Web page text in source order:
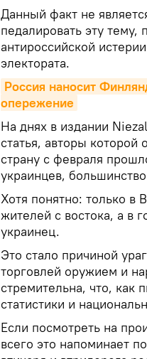
Данный факт не
педалировать эту
антироссийской
электората.
Россия наносит
опережение
На днях в издании
статья, авторы
страну с февраля
украинцев,
Хотя понятно: только в
жителей с востока, а в
украинец.
Это стало причиной
торговлей оружием и
стремительна, что, как
статистики и
Если посмотреть на
всего это напоминает